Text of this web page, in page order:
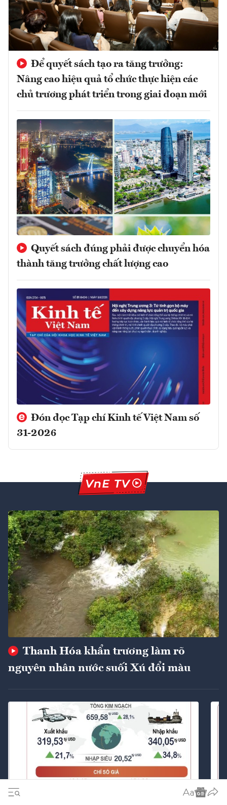
Để quyết sách tạo ra tăng trưởng:
Nâng cao hiệu quả tổ chức thực hiện các
chủ trương phát triển trong giai đoạn mới
Quyết sách đúng phải được chuyển hóa
thành tăng trưởng chất lượng cao
Đón đọc Tạp chí Kinh tế Việt Nam số
31-2026
Thanh Hóa khẩn trương làm rõ
nguyên nhân nước suối Xú đổi màu